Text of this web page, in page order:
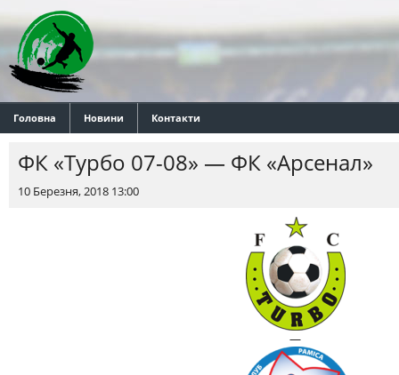
Головна Новини Контакти
ФК «Турбо 07-08» — ФК «Арсенал»
10 Березня, 2018 13:00
—